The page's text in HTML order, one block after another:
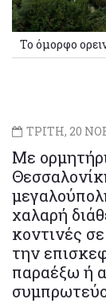
Το όμορφο
ΤΡΙΤΗ, 20
Με
χαλαρή
κοντινές
την
παραέξω ή